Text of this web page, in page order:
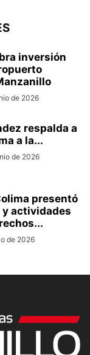
inversión
de 2026
respalda a
a la...
de 2026
presentó
y actividades
de 2026